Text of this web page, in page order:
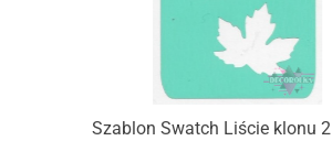
Szablon Swatch Liście klonu 2